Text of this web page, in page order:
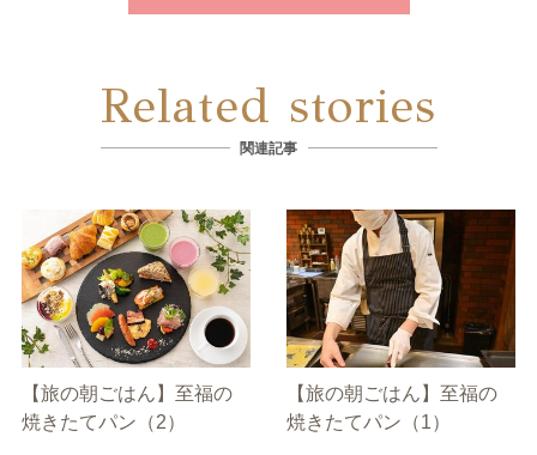
Related stories
関連記事
【旅の朝ごはん】至福の
焼きたてパン（2）
【旅の朝ごはん】至福の
焼きたてパン（1）